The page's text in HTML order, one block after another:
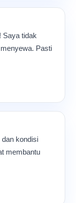
Saya tidak
Pasti
kondisi
membantu